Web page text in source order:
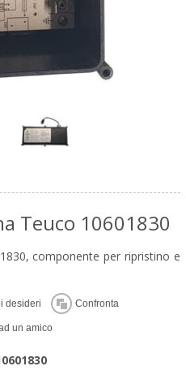
Teuco 10601830
componente per ripristino e